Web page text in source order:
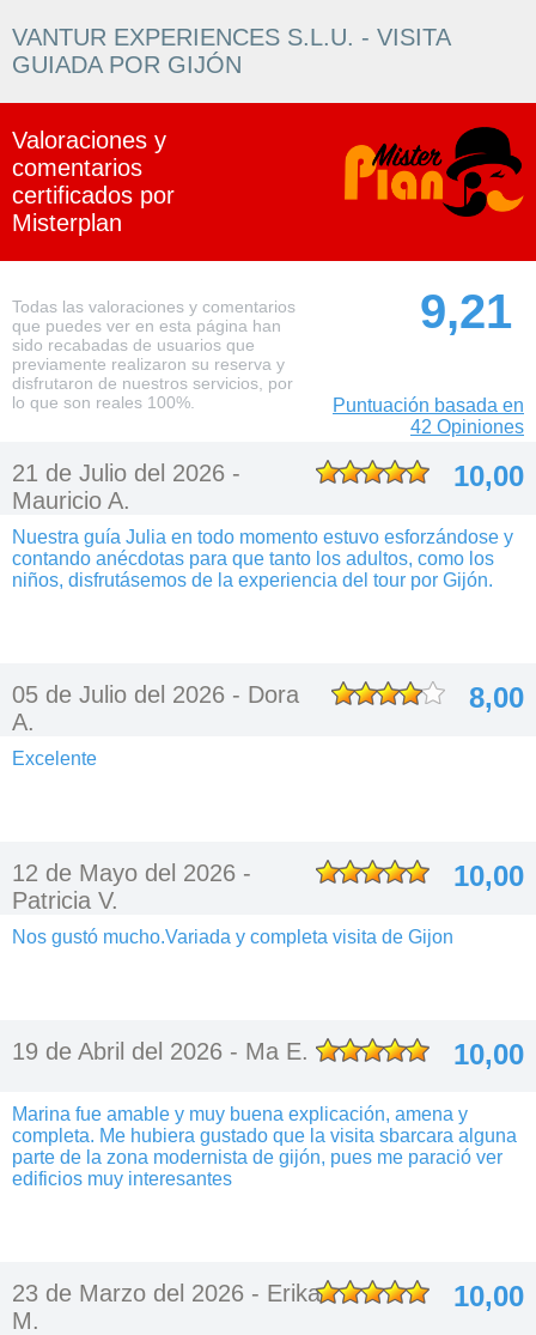
VANTUR EXPERIENCES S.L.U. - VISITA
GUIADA POR GIJÓN
Valoraciones y
comentarios
certificados por
Misterplan
Todas las valoraciones y comentarios
que puedes ver en esta página han
sido recabadas de usuarios que
previamente realizaron su reserva y
disfrutaron de nuestros servicios, por
lo que son reales 100%.
9,21
Puntuación basada en
42 Opiniones
21 de Julio del 2026 -
Mauricio A.
10,00
Nuestra guía Julia en todo momento estuvo esforzándose y
contando anécdotas para que tanto los adultos, como los
niños, disfrutásemos de la experiencia del tour por Gijón.
05 de Julio del 2026 - Dora
A.
8,00
Excelente
12 de Mayo del 2026 -
Patricia V.
10,00
Nos gustó mucho.Variada y completa visita de Gijon
19 de Abril del 2026 - Ma E. 10,00
Marina fue amable y muy buena explicación, amena y
completa. Me hubiera gustado que la visita sbarcara alguna
parte de la zona modernista de gijón, pues me paració ver
edificios muy interesantes
23 de Marzo del 2026 - Erika
M.
10,00